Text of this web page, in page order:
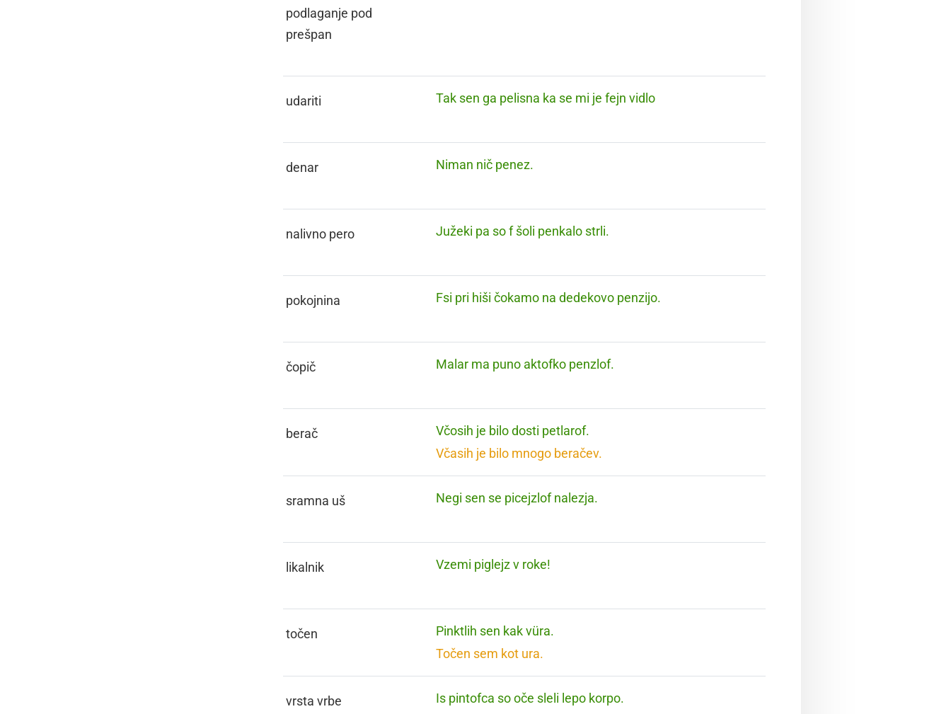
podlaganje pod
prešpan
udariti Tak sen ga pelisna ka se mi je fejn vidlo
denar Niman nič penez.
nalivno pero Južeki pa so f šoli penkalo strli.
pokojnina Fsi pri hiši čokamo na dedekovo penzijo.
čopič Malar ma puno aktofko penzlof.
berač
Včosih je bilo dosti petlarof.
Včasih je bilo mnogo beračev.
sramna uš Negi sen se picejzlof nalezja.
likalnik Vzemi piglejz v roke!
točen
Pinktlih sen kak vüra.
Točen sem kot ura.
vrsta vrbe Is pintofca so oče sleli lepo korpo.